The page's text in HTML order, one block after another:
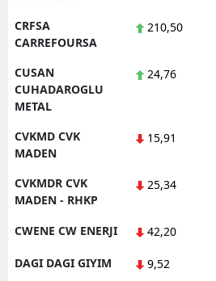
CRFSA
CARREFOURSA
210,50
CUSAN
CUHADAROGLU
METAL
24,76
CVKMD CVK
MADEN
15,91
CVKMDR CVK
MADEN - RHKP
25,34
CWENE CW ENERJI 42,20
DAGI DAGI GIYIM 9,52